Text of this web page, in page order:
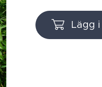
Lägg